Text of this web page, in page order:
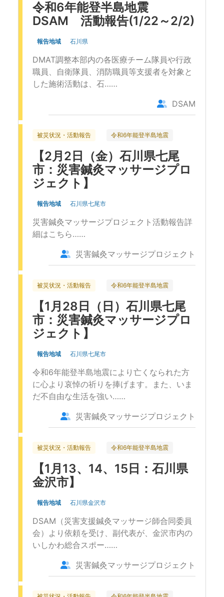
令和6年能登半島地震
DSAM 活動報告(1/22～2/2)
報告地域 石川県
DMAT調整本部内の各医療チーム隊員や行政
職員、自衛隊員、消防職員等支援者を対象と
した施術活動は、石……
DSAM
被災状況・活動報告 令和6年能登半島地震
【2月2日（金）石川県七尾
市：災害鍼灸マッサージプロ
ジェクト】
報告地域 石川県七尾市
災害鍼灸マッサージプロジェクト活動報告詳
細はこちら……
災害鍼灸マッサージプロジェクト
被災状況・活動報告 令和6年能登半島地震
【1月28日（日）石川県七尾
市：災害鍼灸マッサージプロ
ジェクト】
報告地域 石川県七尾市
令和6年能登半島地震により亡くなられた方
に心より哀悼の祈りを捧げます。また、いま
だ不自由な生活を強い……
災害鍼灸マッサージプロジェクト
被災状況・活動報告 令和6年能登半島地震
【1月13、14、15日：石川県
金沢市】
報告地域 石川県金沢市
DSAM（災害支援鍼灸マッサージ師合同委員
会）より依頼を受け、副代表が、金沢市内の
いしかわ総合スポー……
災害鍼灸マッサージプロジェクト